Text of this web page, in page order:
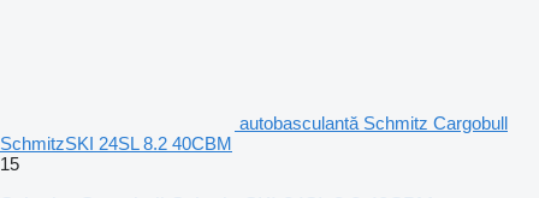
autobasculantă Schmitz Cargobull
SchmitzSKI 24SL 8.2 40CBM
15